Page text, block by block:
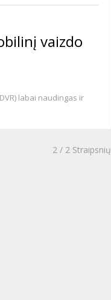
vaizdo
labai naudingas ir
2 / 2 Straipsnių